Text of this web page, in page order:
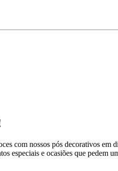
com nossos pós decorativos
especiais e ocasiões que pedem